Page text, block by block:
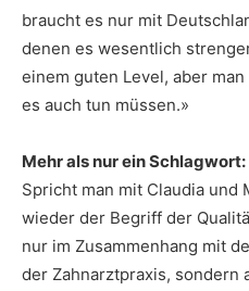
braucht es nur mit
denen es wesentlich
einem guten Level, aber
es auch tun müssen.»
Mehr als nur ein
Spricht man mit Claudia und
wieder der Begriff der
nur im Zusammenhang mit
der Zahnarztpraxis, sondern